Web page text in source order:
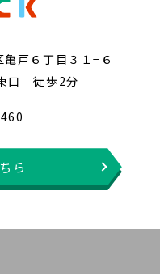
戸６丁目３１−６
口 徒歩2分
ら